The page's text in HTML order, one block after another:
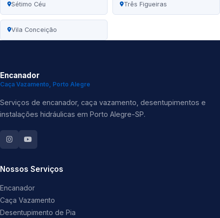
Sétimo Céu Três Figueiras
Vila Conceição
Encanador
Caça Vazamento, Porto Alegre
Serviços de encanador, caça vazamento, desentupimentos e
instalações hidráulicas em Porto Alegre-SP.
Nossos Serviços
Encanador
Caça Vazamento
Desentupimento de Pia